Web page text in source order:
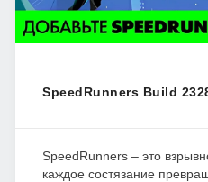
SpeedRunners Build
SpeedRunners – это
каждое состязание